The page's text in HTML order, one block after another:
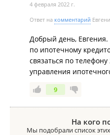
4 февраля 2022 г.
Ответ на комментарий
Добрый день, Евгения.
по ипотечному
связаться по
управления
9
На кого
Мы подобрали список